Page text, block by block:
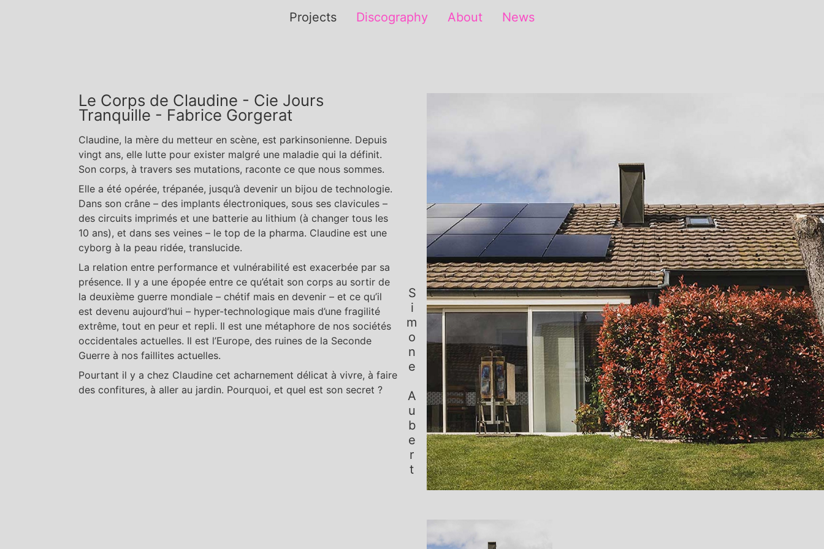
Simone Aubert
Projects Discography About News
Le Corps de Claudine - Cie Jours
Tranquille - Fabrice Gorgerat
Claudine, la mère du metteur en scène, est parkinsonienne. Depuis
vingt ans, elle lutte pour exister malgré une maladie qui la définit.
Son corps, à travers ses mutations, raconte ce que nous sommes.
Elle a été opérée, trépanée, jusqu’à devenir un bijou de technologie.
Dans son crâne – des implants électroniques, sous ses clavicules –
des circuits imprimés et une batterie au lithium (à changer tous les
10 ans), et dans ses veines – le top de la pharma. Claudine est une
cyborg à la peau ridée, translucide.
La relation entre performance et vulnérabilité est exacerbée par sa
présence. Il y a une épopée entre ce qu’était son corps au sortir de
la deuxième guerre mondiale – chétif mais en devenir – et ce qu’il
est devenu aujourd’hui – hyper-technologique mais d’une fragilité
extrême, tout en peur et repli. Il est une métaphore de nos sociétés
occidentales actuelles. Il est l’Europe, des ruines de la Seconde
Guerre à nos faillites actuelles.
Pourtant il y a chez Claudine cet acharnement délicat à vivre, à faire
des confitures, à aller au jardin. Pourquoi, et quel est son secret ?